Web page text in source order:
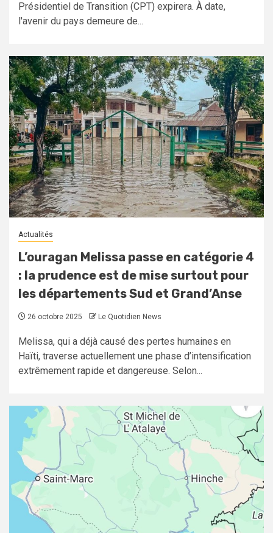
Présidentiel de Transition (CPT) expirera. À date,
l'avenir du pays demeure de...
Actualités
L’ouragan Melissa passe en catégorie 4
: la prudence est de mise surtout pour
les départements Sud et Grand’Anse
26 octobre 2025 Le Quotidien News
Melissa, qui a déjà causé des pertes humaines en
Haïti, traverse actuellement une phase d’intensification
extrêmement rapide et dangereuse. Selon...